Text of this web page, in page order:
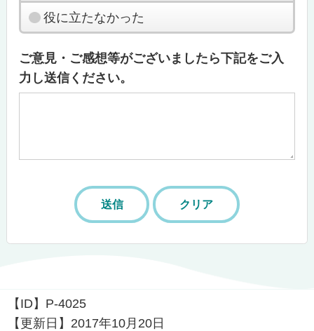
役に立たなかった
ご意見・ご感想等がございましたら下記をご入
力し送信ください。
【ID】 P-4025
【更新日】 2017年10月20日